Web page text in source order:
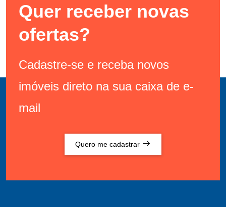
Quer receber novas
ofertas?
Cadastre-se e receba novos
imóveis direto na sua caixa de e-
mail
Quero me cadastrar